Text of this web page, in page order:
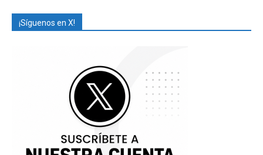
¡Síguenos en X!